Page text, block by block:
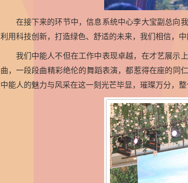
在接下来的环节中，信息系统中心李大宝副总向
利用科技创新，打造绿色、舒适的未来，我们相信，
我们中能人不但在工作中表现卓越，在才艺展示
曲，一段段曲精彩绝伦的舞蹈表演，都惹得在座的同
中能人的魅力与风采在这一刻光芒毕显，璀璨万分，